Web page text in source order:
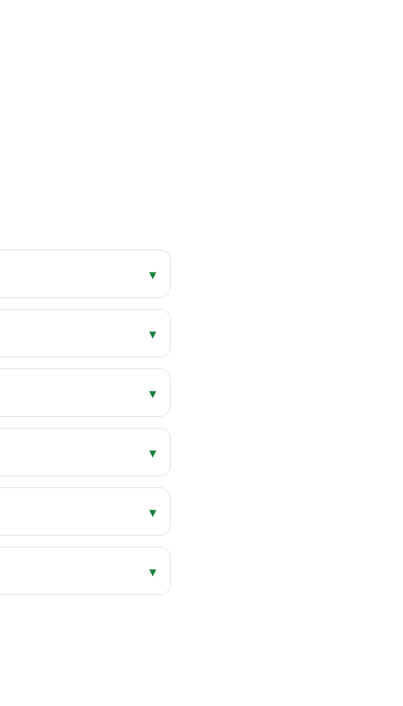
▾
▾
▾
▾
▾
▾